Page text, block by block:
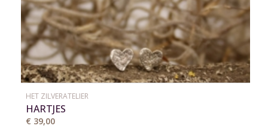
HET ZILVERATELIER
HARTJES
€ 39,00